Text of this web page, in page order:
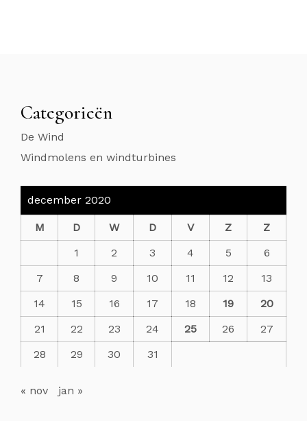
Categorieën
De Wind
Windmolens en windturbines
december 2020
M D W D V Z
Z
1
2 3 4 5
6
7
8 9 10 11 12
13
14
15 16 17 18 19
20
21
22 23 24 25 26
27
28
29 30 31
« nov jan »